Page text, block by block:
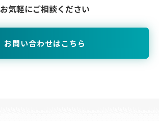
お気軽にご相談ください
お問い合わせはこちら